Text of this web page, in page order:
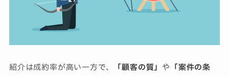
紹介は成約率が高い一方で、 「顧客の質」 や
「案件の条